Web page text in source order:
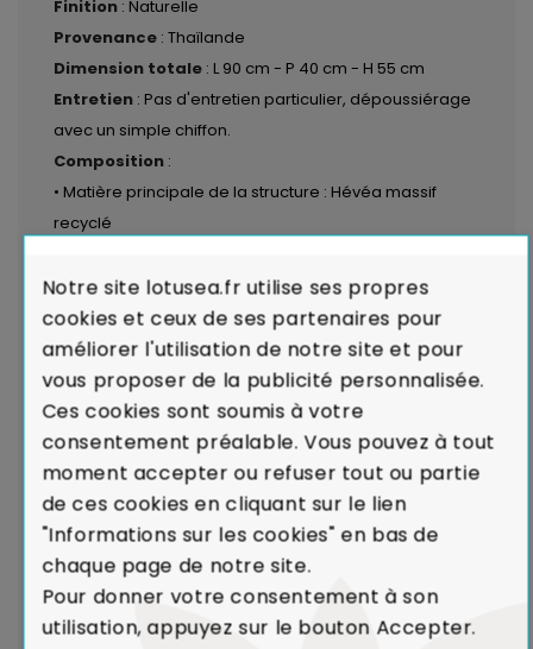
Finition : Naturelle
Provenance : Thaïlande
Dimension totale : L 90 cm - P 40 cm - H 55 cm
Entretien : Pas d'entretien particulier, dépoussiérage
avec un simple chiffon.
Composition :
• Matière principale de la structure : Hévéa massif
recyclé
métalliques en acier de couleur noire
LIVRAISON par transporteurs spécialisés : Voir les
modalités de livraison
Garantie de Conformité : Satisfait ou
Remboursé.En cas de défaut majeur sur un produit
reçu ou de non-conformité par rapport à votre
commande, nous remplaçons aussitôt votre meuble.
Voir Charte de Qualité
Dans le cadre de la production de caoutchouc,
Notre site lotusea.fr utilise ses propres
cookies et ceux de ses partenaires pour
améliorer l'utilisation de notre site et pour
vous proposer de la publicité personnalisée.
Ces cookies sont soumis à votre
consentement préalable. Vous pouvez à tout
moment accepter ou refuser tout ou partie
de ces cookies en cliquant sur le lien
"Informations sur les cookies" en bas de
chaque page de notre site.
Pour donner votre consentement à son
utilisation, appuyez sur le bouton Accepter.